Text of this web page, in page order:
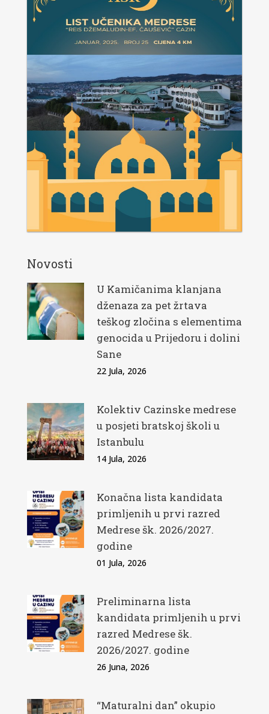
Novosti
U Kamičanima klanjana
dženaza za pet žrtava
teškog zločina s elementima
genocida u Prijedoru i dolini
Sane
22 Jula, 2026
Kolektiv Cazinske medrese
u posjeti bratskoj školi u
Istanbulu
14 Jula, 2026
Konačna lista kandidata
primljenih u prvi razred
Medrese šk. 2026/2027.
godine
01 Jula, 2026
Preliminarna lista
kandidata primljenih u prvi
razred Medrese šk.
2026/2027. godine
26 Juna, 2026
“Maturalni dan” okupio